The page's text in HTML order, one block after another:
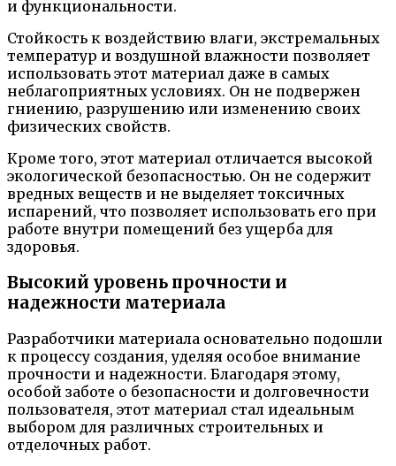
и функциональности.
Стойкость к воздействию влаги, экстремальных
температур и воздушной влажности позволяет
использовать этот материал даже в самых
неблагоприятных условиях. Он не подвержен
гниению, разрушению или изменению своих
физических свойств.
Кроме того, этот материал отличается высокой
экологической безопасностью. Он не содержит
вредных веществ и не выделяет токсичных
испарений, что позволяет использовать его при
работе внутри помещений без ущерба для
здоровья.
Высокий уровень прочности и
надежности материала
Разработчики материала основательно подошли
к процессу создания, уделяя особое внимание
прочности и надежности. Благодаря этому,
особой заботе о безопасности и долговечности
пользователя, этот материал стал идеальным
выбором для различных строительных и
отделочных работ.